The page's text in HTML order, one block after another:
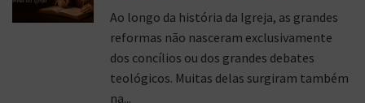
Ao longo da história da Igreja, as grandes
reformas não nasceram exclusivamente
dos concílios ou dos grandes debates
teológicos. Muitas delas surgiram também
na...